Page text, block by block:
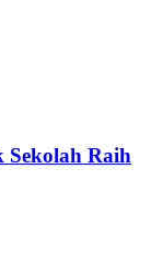
Sekolah Raih